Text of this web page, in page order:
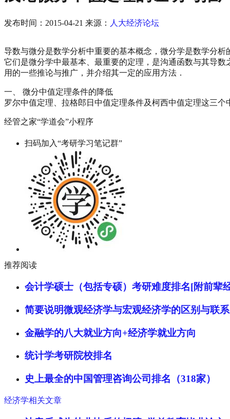
发布时间： 2015-04-21 来源： 人大经济论坛
导数与微分是数学分析中重要的基本概念，微分学是数学分
它们是微分学中最基本、最重要的定理，是沟通函数与其导
用的一些推论与推广，并介绍其一定的应用方法．
一、 微分中值定理条件的降低
罗尔中值定理、拉格郎日中值定理条件及柯西中值定理这三
经管之家“学道会”小程序
扫码加入“考研学习笔记群”
推荐阅读
会计学硕士（包括专硕）考研难度排名[附前辈
简要说明微观经济学与宏观经济学的区别与联系
金融学的八大就业方向+经济学就业方向
统计学考研院校排名
史上最全的中国管理咨询公司排名（318家）
经济学相关文章